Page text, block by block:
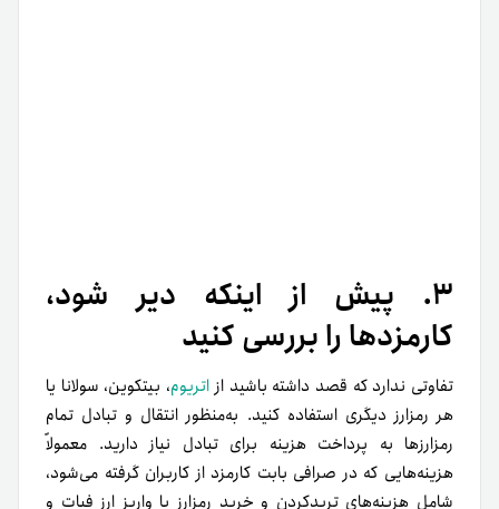
۳. پیش از اینکه دیر شود،
کارمزدها را بررسی کنید
تفاوتی ندارد که قصد داشته باشید ازاتریوم، بیتکوین، سولانا یا
هر رمزارز دیگری استفاده کنید. به‌منظور انتقال و تبادل تمام
رمزارزها به پرداخت هزینه برای تبادل نیاز دارید. معمولاً
هزینه‌هایی که در صرافی بابت کارمزد از کاربران گرفته می‌شود،
شامل هزینه‌های ترید‌کردن و خرید رمزارز یا واریز ارز فیات و